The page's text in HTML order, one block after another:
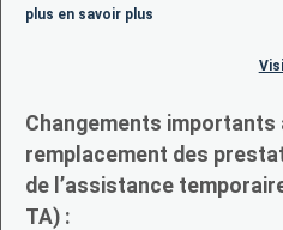
plus en savoir plus
Changements importants
remplacement des
de l’assistance
TA) :